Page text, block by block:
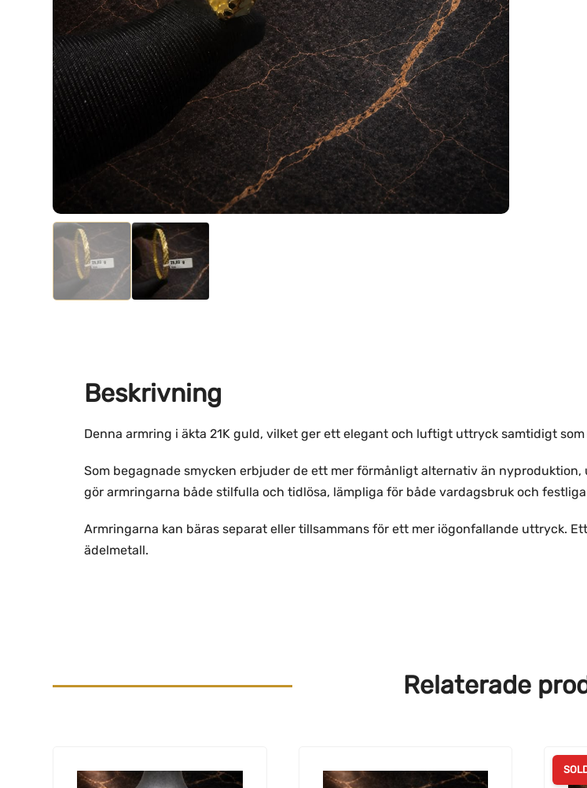
Beskrivning
Denna armring i äkta 21K guld, vilket ger ett elegant och luftigt uttryck samtidigt
Som begagnade smycken erbjuder de ett mer förmånligt alternativ än
gör armringarna både stilfulla och tidlösa, lämpliga för både vardagsbruk och
Armringarna kan bäras separat eller tillsammans för ett mer iögonfallande uttryck.
ädelmetall.
Relaterade